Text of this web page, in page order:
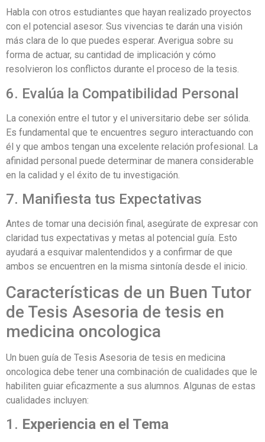
Habla con otros estudiantes que hayan realizado proyectos
con el potencial asesor. Sus vivencias te darán una visión
más clara de lo que puedes esperar. Averigua sobre su
forma de actuar, su cantidad de implicación y cómo
resolvieron los conflictos durante el proceso de la tesis.
6. Evalúa la Compatibilidad Personal
La conexión entre el tutor y el universitario debe ser sólida.
Es fundamental que te encuentres seguro interactuando con
él y que ambos tengan una excelente relación profesional. La
afinidad personal puede determinar de manera considerable
en la calidad y el éxito de tu investigación.
7. Manifiesta tus Expectativas
Antes de tomar una decisión final, asegúrate de expresar con
claridad tus expectativas y metas al potencial guía. Esto
ayudará a esquivar malentendidos y a confirmar de que
ambos se encuentren en la misma sintonía desde el inicio.
Características de un Buen Tutor
de Tesis Asesoria de tesis en
medicina oncologica
Un buen guía de Tesis Asesoria de tesis en medicina
oncologica debe tener una combinación de cualidades que le
habiliten guiar eficazmente a sus alumnos. Algunas de estas
cualidades incluyen:
1. Experiencia en el Tema